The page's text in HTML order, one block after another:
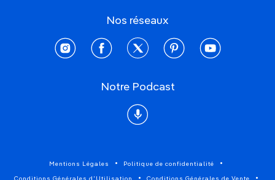
Nos réseaux
instagramfacebooktwitter pinterestyoutube
Notre Podcast
Podcast
Mentions Légales Politique de confidentialité
Conditions Générales d'Utilisation Conditions Générales de Vente